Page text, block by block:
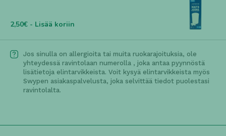
2,50€ - Lisää koriin
Jos sinulla on allergioita tai muita ruokarajoituksia, ole
yhteydessä ravintolaan numerolla , joka antaa pyynnöstä
lisätietoja elintarvikkeista. Voit kysyä elintarvikkeista myös
Swypen asiakaspalvelusta, joka selvittää tiedot puolestasi
ravintolalta.